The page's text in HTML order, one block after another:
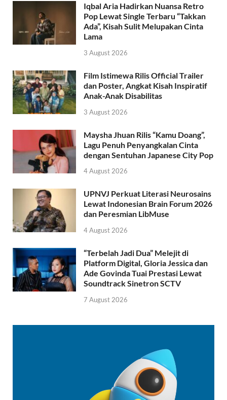
Iqbal Aria Hadirkan Nuansa Retro
Pop Lewat Single Terbaru “Takkan
Ada”, Kisah Sulit Melupakan Cinta
Lama
3 August 2026
Film Istimewa Rilis Official Trailer
dan Poster, Angkat Kisah Inspiratif
Anak-Anak Disabilitas
3 August 2026
Maysha Jhuan Rilis “Kamu Doang”,
Lagu Penuh Penyangkalan Cinta
dengan Sentuhan Japanese City Pop
4 August 2026
UPNVJ Perkuat Literasi Neurosains
Lewat Indonesian Brain Forum 2026
dan Peresmian LibMuse
4 August 2026
“Terbelah Jadi Dua” Melejit di
Platform Digital, Gloria Jessica dan
Ade Govinda Tuai Prestasi Lewat
Soundtrack Sinetron SCTV
7 August 2026